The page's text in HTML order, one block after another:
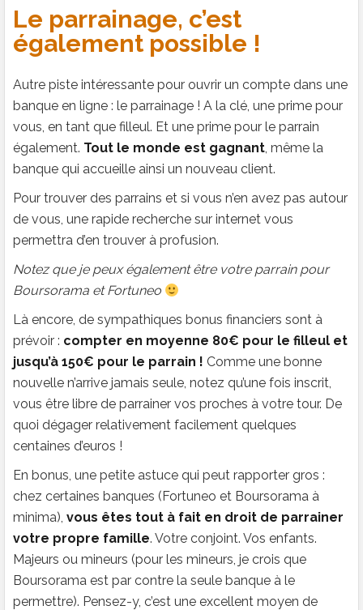
Le parrainage, c’est
également possible !
Autre piste intéressante pour ouvrir un compte dans une
banque en ligne : le parrainage ! A la clé, une prime pour
vous, en tant que filleul. Et une prime pour le parrain
également. Tout le monde est gagnant, même la
banque qui accueille ainsi un nouveau client.
Pour trouver des parrains et si vous n’en avez pas autour
de vous, une rapide recherche sur internet vous
permettra d’en trouver à profusion.
Notez que je peux également être votre parrain pour
Boursorama et Fortuneo
Là encore, de sympathiques bonus financiers sont à
prévoir : compter en moyenne 80€ pour le filleul et
jusqu’à 150€ pour le parrain ! Comme une bonne
nouvelle n’arrive jamais seule, notez qu’une fois inscrit,
vous être libre de parrainer vos proches à votre tour. De
quoi dégager relativement facilement quelques
centaines d’euros !
En bonus, une petite astuce qui peut rapporter gros :
chez certaines banques (Fortuneo et Boursorama à
minima), vous êtes tout à fait en droit de parrainer
votre propre famille. Votre conjoint. Vos enfants.
Majeurs ou mineurs (pour les mineurs, je crois que
Boursorama est par contre la seule banque à le
permettre). Pensez-y, c’est une excellent moyen de